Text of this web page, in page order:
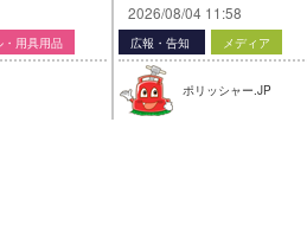
・用具用品
2026/08/04 11:58
広報・告知 メディア
ポリッシャー.JP